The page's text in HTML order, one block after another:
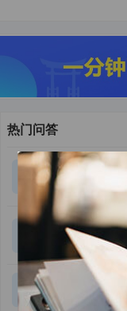
热门问答
5
回答
目前国内某
准备考雅思
本A类sgu项
学校考取院
大学退学去
有的学校不
2
回答
【精选问答】